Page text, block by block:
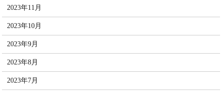
2023年11月
2023年10月
2023年9月
2023年8月
2023年7月